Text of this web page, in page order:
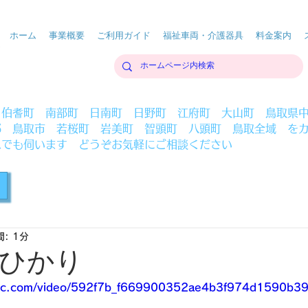
ホーム 事業概要 ご利用ガイド 福祉車両・介護器具 料金案内
耆町 南部町 日南町 日野町 江府町 大山町 鳥取県
鳥取市 若桜町 岩美町 智頭町 八頭町 鳥取全域 をカ
も伺います どうぞお気軽にご相談ください
かり
: 1分
video/